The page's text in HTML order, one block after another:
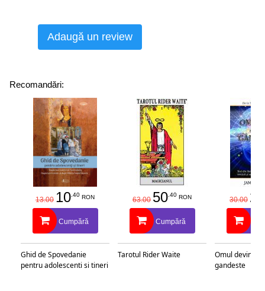
Adaugă un review
Recomandări:
13.00 10.40 RON
Cumpără
Ghid de Spovedanie
pentru adolescenti si tineri
63.00 50.40 RON
Cumpără
Tarotul Rider Waite
30.00 25
Omul devine
gandeste